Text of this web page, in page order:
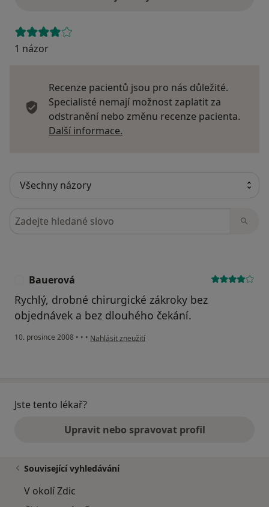
1 názor
Recenze pacientů jsou pro nás důležité.
Specialisté nemají možnost zaplatit za
odstranění nebo změnu recenze pacienta.
Další informace.
Hledejte v názorech
Bauerová
Rychlý, drobné chirurgické zákroky bez
objednávek a bez dlouhého čekání.
10. prosince 2008 • • • podle názoru uživatele Bauerová
Nahlásit zneužití
Jste tento lékař?
Upravit nebo spravovat profil
Související vyhledávání
V okolí Zdic